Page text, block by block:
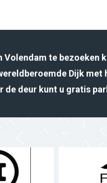
Volendam te bezoeken
Dijk met
de deur kunt u gratis